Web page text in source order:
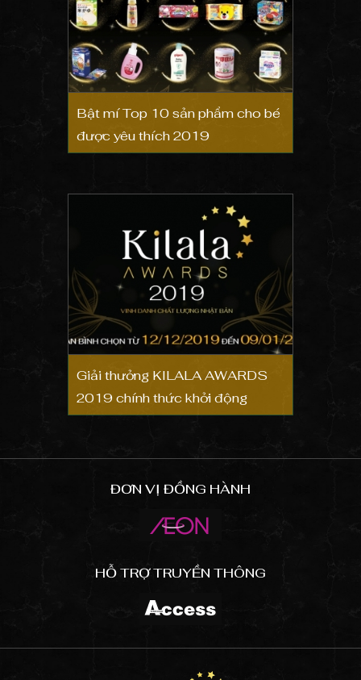
Bật mí Top 10 sản phẩm cho bé
được yêu thích 2019
Giải thưởng KILALA AWARDS
2019 chính thức khởi động
ĐƠN VỊ ĐỒNG HÀNH
HỖ TRỢ TRUYỀN THÔNG